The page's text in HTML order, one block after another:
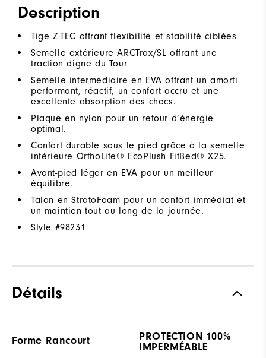
Description
Tige Z-TEC offrant flexibilité et stabilité ciblées
Semelle extérieure ARCTrax/SL offrant une
traction digne du Tour
Semelle intermédiaire en EVA offrant un amorti
performant, réactif, un confort accru et une
excellente absorption des chocs.
Plaque en nylon pour un retour d’énergie
optimal.
Confort durable sous le pied grâce à la semelle
intérieure OrthoLite® EcoPlush FitBed® X25.
Avant-pied léger en EVA pour un meilleur
équilibre.
Talon en StratoFoam pour un confort immédiat et
un maintien tout au long de la journée.
Style #98231
Détails
Forme Rancourt
PROTECTION 100%
IMPERMÉABLE